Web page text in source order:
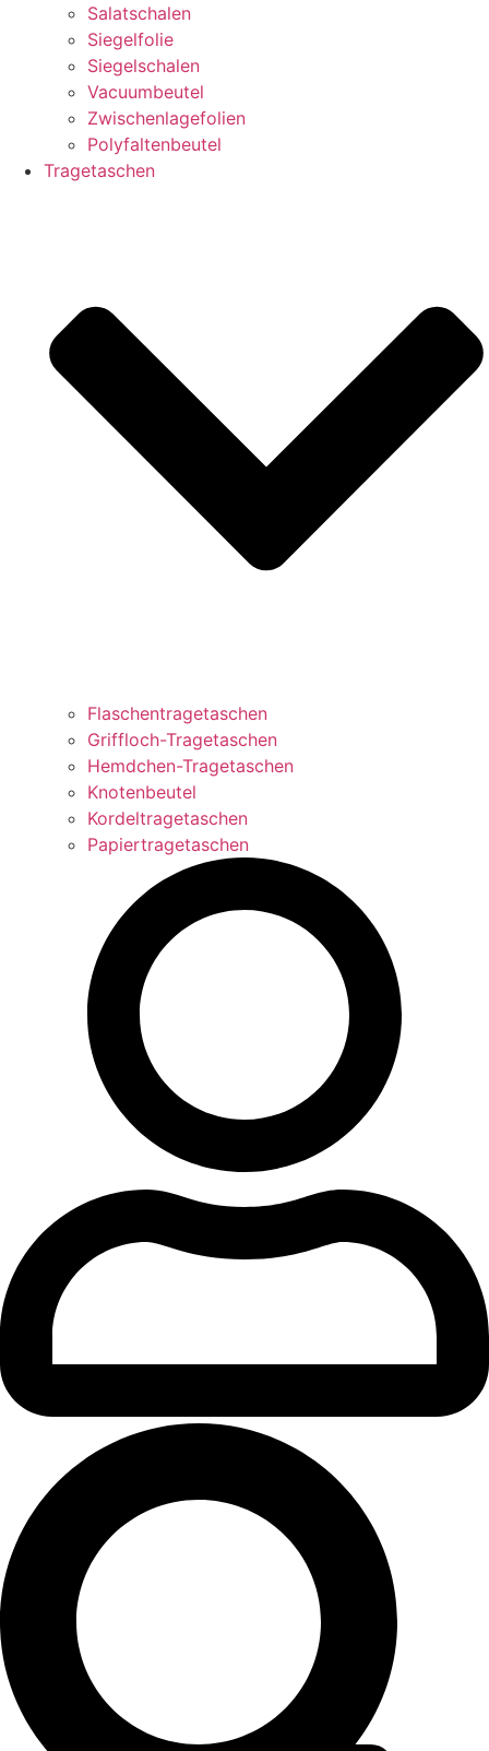
Salatschalen
Siegelfolie
Siegelschalen
Vacuumbeutel
Zwischenlagefolien
Polyfaltenbeutel
Tragetaschen
Flaschentragetaschen
Griffloch-Tragetaschen
Hemdchen-Tragetaschen
Knotenbeutel
Kordeltragetaschen
Papiertragetaschen